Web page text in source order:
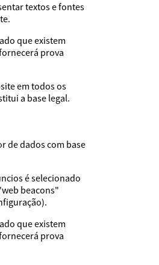
textos e fontes
que existem
prova
em todos os
a base legal.
de dados com base
é selecionado
beacons"
que existem
prova